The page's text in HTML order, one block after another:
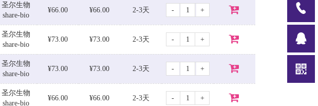
圣尔生物
share-bio
¥66.00 ¥66.00 2-3天 - +
圣尔生物
share-bio
¥73.00 ¥73.00 2-3天 - +
圣尔生物
share-bio
¥73.00 ¥73.00 2-3天 - +
圣尔生物
share-bio
¥66.00 ¥66.00 2-3天 - +